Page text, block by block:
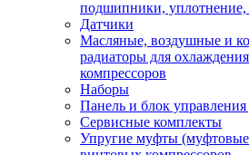
подшипники, уплотнение,
Датчики
Масляные, воздушные и
радиаторы для
компрессоров
Наборы
Панель и блок управления
Сервисные комплекты
Упругие муфты (муфтовые